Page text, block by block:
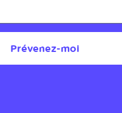
Prévenez-moi